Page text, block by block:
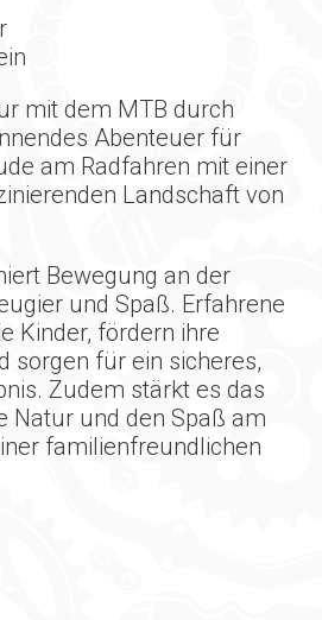
mit dem MTB durch
Abenteuer für
am Radfahren mit einer
Landschaft von
Bewegung an der
und Spaß. Erfahrene
Kinder, fördern ihre
sorgen für ein sicheres,
Zudem stärkt es das
Natur und den Spaß am
familienfreundlichen